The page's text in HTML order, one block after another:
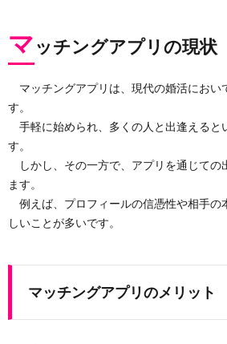
マッチングアプリの現状
マッチングアプリは、現代の婚活におい
す。
手軽に始められ、多くの人と出逢えると
す。
しかし、その一方で、アプリを通じての
ます。
例えば、プロフィールの信憑性や相手の
しいことが多いです。
マッチングアプリのメリット